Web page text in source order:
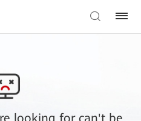
looking for can't be